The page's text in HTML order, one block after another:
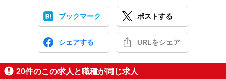
ブックマーク ポストする
シェアする URLをシェア
20件のこの求人と職種が同じ求人